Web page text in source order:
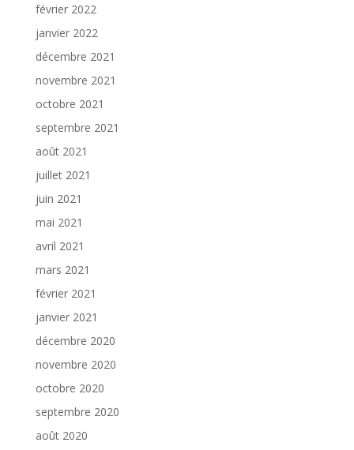
février 2022
janvier 2022
décembre 2021
novembre 2021
octobre 2021
septembre 2021
août 2021
juillet 2021
juin 2021
mai 2021
avril 2021
mars 2021
février 2021
janvier 2021
décembre 2020
novembre 2020
octobre 2020
septembre 2020
août 2020